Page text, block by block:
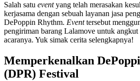
Salah satu eventyang telah merasakan
kerjasama dengan sebuah layanan jasa
DePoppin Rhythm. Eventtersebut
pengiriman barang Lalamove untuk angkut
acaranya. Yuk simak cerita selengkapnya!
Memperkenalkan
(DPR) Festival